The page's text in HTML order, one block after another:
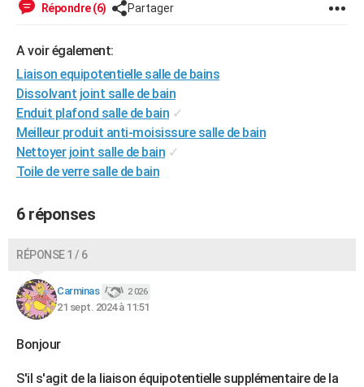
Répondre (6) Partager
A voir également:
Liaison equipotentielle salle de bains
Dissolvant joint salle de bain
Enduit plafond salle de bain ✓
Meilleur produit anti-moisissure salle de bain
Nettoyer joint salle de bain ✓
Toile de verre salle de bain
6 réponses
RÉPONSE 1 / 6
Carminas 2 026
21 sept. 2024 à 11:51
Bonjour
S'il s'agit de la liaison équipotentielle supplémentaire de la